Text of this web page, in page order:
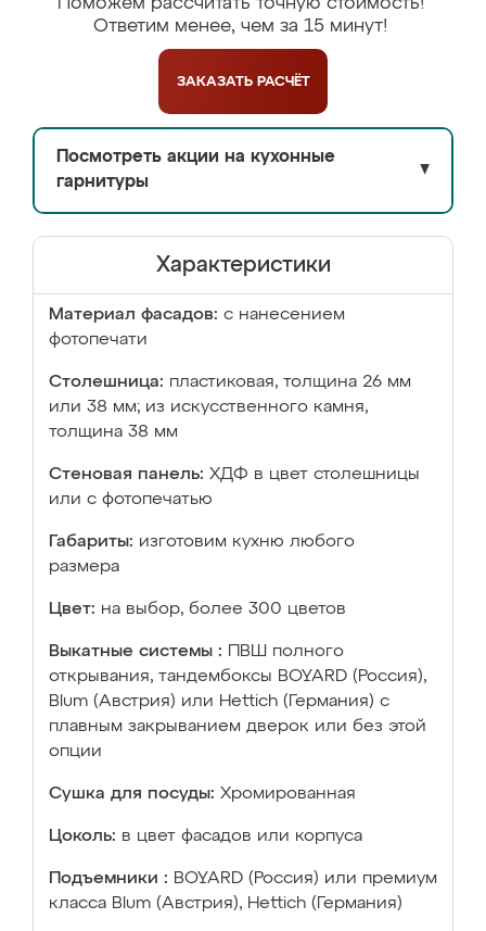
Поможем рассчитать точную стоимость!
Ответим менее, чем за 15 минут!
ЗАКАЗАТЬ РАСЧЁТ
Посмотреть акции на кухонные
гарнитуры
▼
Характеристики
Материал фасадов: с нанесением
фотопечати
Столешница: пластиковая, толщина 26 мм
или 38 мм; из искусственного камня,
толщина 38 мм
Стеновая панель: ХДФ в цвет столешницы
или с фотопечатью
Габариты: изготовим кухню любого
размера
Цвет: на выбор, более 300 цветов
Выкатные системы :
ПВШ полного
открывания, тандембоксы BOYARD (Россия),
Blum (Австрия) или Hettich (Германия) с
плавным закрыванием дверок или без этой
опции
Сушка для посуды: Хромированная
Цоколь: в цвет фасадов или корпуса
Подъемники : BOYARD (Россия) или премиум
класса Blum (Австрия), Hettich (Германия)